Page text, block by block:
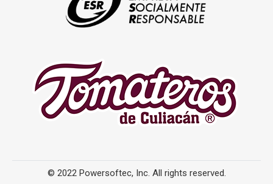
© 2022 Powersoftec, Inc. All rights reserved.